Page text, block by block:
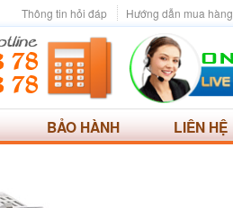
Hướng dẫn mua hàng
Thông tin hỏi đáp
BẢO HÀNH LIÊN HỆ